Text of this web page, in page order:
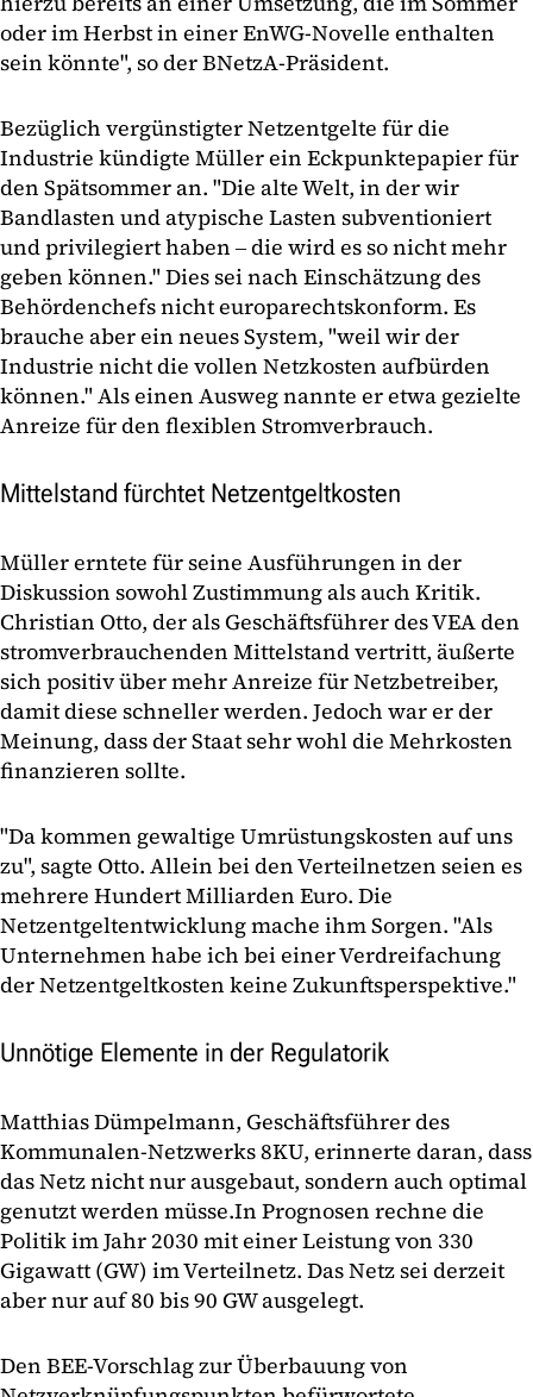
oder im Herbst in einer EnWG-Novelle enthalten
sein könnte", so der BNetzA-Präsident.
Bezüglich vergünstigter Netzentgelte für die
Industrie kündigte Müller ein Eckpunktepapier für
den Spätsommer an. "Die alte Welt, in der wir
Bandlasten und atypische Lasten subventioniert
und privilegiert haben ‒ die wird es so nicht mehr
geben können." Dies sei nach Einschätzung des
Behördenchefs nicht europarechtskonform. Es
brauche aber ein neues System, "weil wir der
Industrie nicht die vollen Netzkosten aufbürden
können." Als einen Ausweg nannte er etwa gezielte
Anreize für den flexiblen Stromverbrauch.
Mittelstand fürchtet Netzentgeltkosten
Müller erntete für seine Ausführungen in der
Diskussion sowohl Zustimmung als auch Kritik.
Christian Otto, der als Geschäftsführer des VEA den
stromverbrauchenden Mittelstand vertritt, äußerte
sich positiv über mehr Anreize für Netzbetreiber,
damit diese schneller werden. Jedoch war er der
Meinung, dass der Staat sehr wohl die Mehrkosten
finanzieren sollte.
"Da kommen gewaltige Umrüstungskosten auf uns
zu", sagte Otto. Allein bei den Verteilnetzen seien es
mehrere Hundert Milliarden Euro. Die
Netzentgeltentwicklung mache ihm Sorgen. "Als
Unternehmen habe ich bei einer Verdreifachung
der Netzentgeltkosten keine Zukunftsperspektive."
Unnötige Elemente in der Regulatorik
Matthias Dümpelmann, Geschäftsführer des
Kommunalen-Netzwerks 8KU, erinnerte daran, dass
das Netz nicht nur ausgebaut, sondern auch optimal
genutzt werden müsse.In Prognosen rechne die
Politik im Jahr 2030 mit einer Leistung von 330
Gigawatt (GW) im Verteilnetz. Das Netz sei derzeit
aber nur auf 80 bis 90 GW ausgelegt.
Den BEE-Vorschlag zur Überbauung von